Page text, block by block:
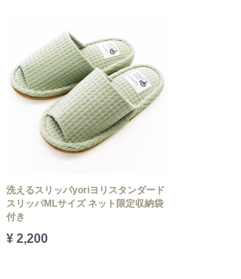
洗えるスリッパyoriヨリスタンダード
スリッパMLサイズ ネット限定収納袋
付き
¥ 2,200